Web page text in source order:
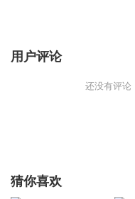
用户评论
还没有评论
猜你喜欢